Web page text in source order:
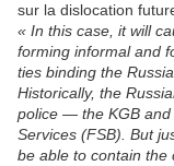
sur la dislocation
« In this case, it will
forming informal and
ties binding the
Historically, the
police — the KGB and
Services (FSB). But
be able to contain the